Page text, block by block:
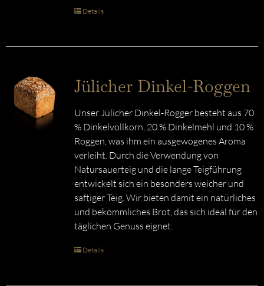
Details
Jülicher Dinkel-Roggen
Unser Jülicher Dinkel-Rogger besteht aus 70
% Dinkelvollkorn, 20 % Dinkelmehl und 10 %
Roggen, was ihm ein ausgewogenes Aroma
verleiht. Durch die Verwendung von
Natursauerteig und die lange Teigführung
entwickelt sich ein besonders weicher und
saftiger Teig. Wir bieten damit ein natürliches
und bekömmliches Brot, das sich ideal für den
täglichen Genuss eignet.
Details